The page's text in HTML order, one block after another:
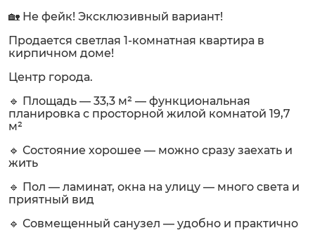
🏡 Не фейк! Эксклюзивный вариант!
Продается светлая 1-комнатная квартира в
кирпичном доме!
Центр города.
🔹 Площадь — 33,3 м² — функциональная
планировка с просторной жилой комнатой 19,7
м²
🔹 Состояние хорошее — можно сразу заехать и
жить
🔹 Пол — ламинат, окна на улицу — много света и
приятный вид
🔹 Совмещенный санузел — удобно и практично